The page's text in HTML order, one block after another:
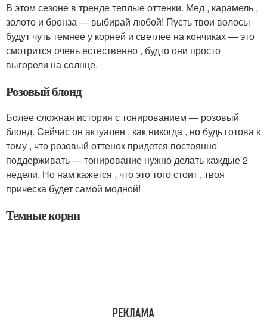
В этом сезоне в тренде теплые оттенки. Мед , карамель ,
золото и бронза — выбирай любой! Пусть твои волосы
будут чуть темнее у корней и светлее на кончиках — это
смотрится очень естественно , будто они просто
выгорели на солнце.
Розовый блонд
Более сложная история с тонированием — розовый
блонд. Сейчас он актуален , как никогда , но будь готова к
тому , что розовый оттенок придется постоянно
поддерживать — тонирование нужно делать каждые 2
недели. Но нам кажется , что это того стоит , твоя
прическа будет самой модной!
Темные корни